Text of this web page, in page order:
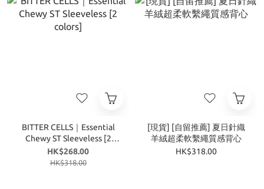
BITTER CELLS｜Essential
Chewy ST Sleeveless [2
colors]
HK$268.00
HK$318.00
[現貨] [自留推薦] 夏日針織
羊絨超柔軟繫繩質感背心
HK$318.00